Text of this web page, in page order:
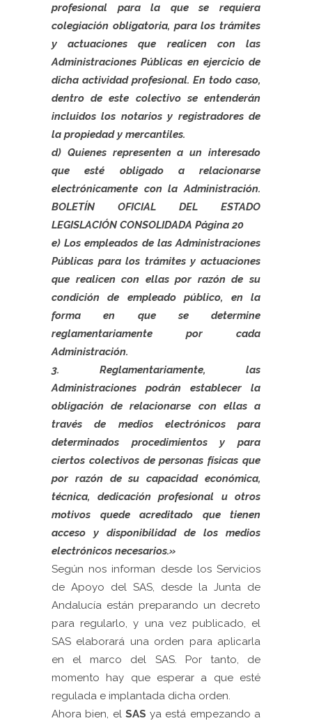
profesional para la que se requiera
colegiación obligatoria, para los trámites
y actuaciones que realicen con las
Administraciones Públicas en ejercicio de
dicha actividad profesional. En todo caso,
dentro de este colectivo se entenderán
incluidos los notarios y registradores de
la propiedad y mercantiles.
d) Quienes representen a un interesado
que esté obligado a relacionarse
electrónicamente con la Administración.
BOLETÍN OFICIAL DEL ESTADO
LEGISLACIÓN CONSOLIDADA Página 20
e) Los empleados de las Administraciones
Públicas para los trámites y actuaciones
que realicen con ellas por razón de su
condición de empleado público, en la
forma en que se determine
reglamentariamente por cada
Administración.
3. Reglamentariamente, las
Administraciones podrán establecer la
obligación de relacionarse con ellas a
través de medios electrónicos para
determinados procedimientos y para
ciertos colectivos de personas físicas que
por razón de su capacidad económica,
técnica, dedicación profesional u otros
motivos quede acreditado que tienen
acceso y disponibilidad de los medios
electrónicos necesarios.»
Según nos informan desde los Servicios
de Apoyo del SAS, desde la Junta de
Andalucía están preparando un decreto
para regularlo, y una vez publicado, el
SAS elaborará una orden para aplicarla
en el marco del SAS. Por tanto, de
momento hay que esperar a que esté
regulada e implantada dicha orden.
Ahora bien, el SAS ya está empezando a